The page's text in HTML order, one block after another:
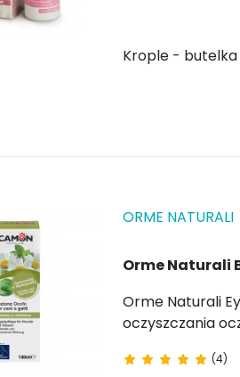
Krople -
ORME NATURALI
Orme Naturali
Orme Naturali Eye Lotion for Dogs and Cats Naturalny balsam do oczu,
oczyszczania oczu psów i
naczynia
(4)